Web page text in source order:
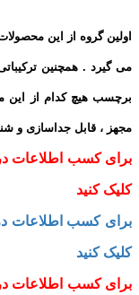
اولین گروه از این
می گیرد . همچنین
برچسب هیچ کدام از این
مجهز ، قابل جداسازی و
برای کسب اطلاعات
کلیک کنید
برای کسب اطلاعات
کلیک کنید
برای کسب اطلاعات